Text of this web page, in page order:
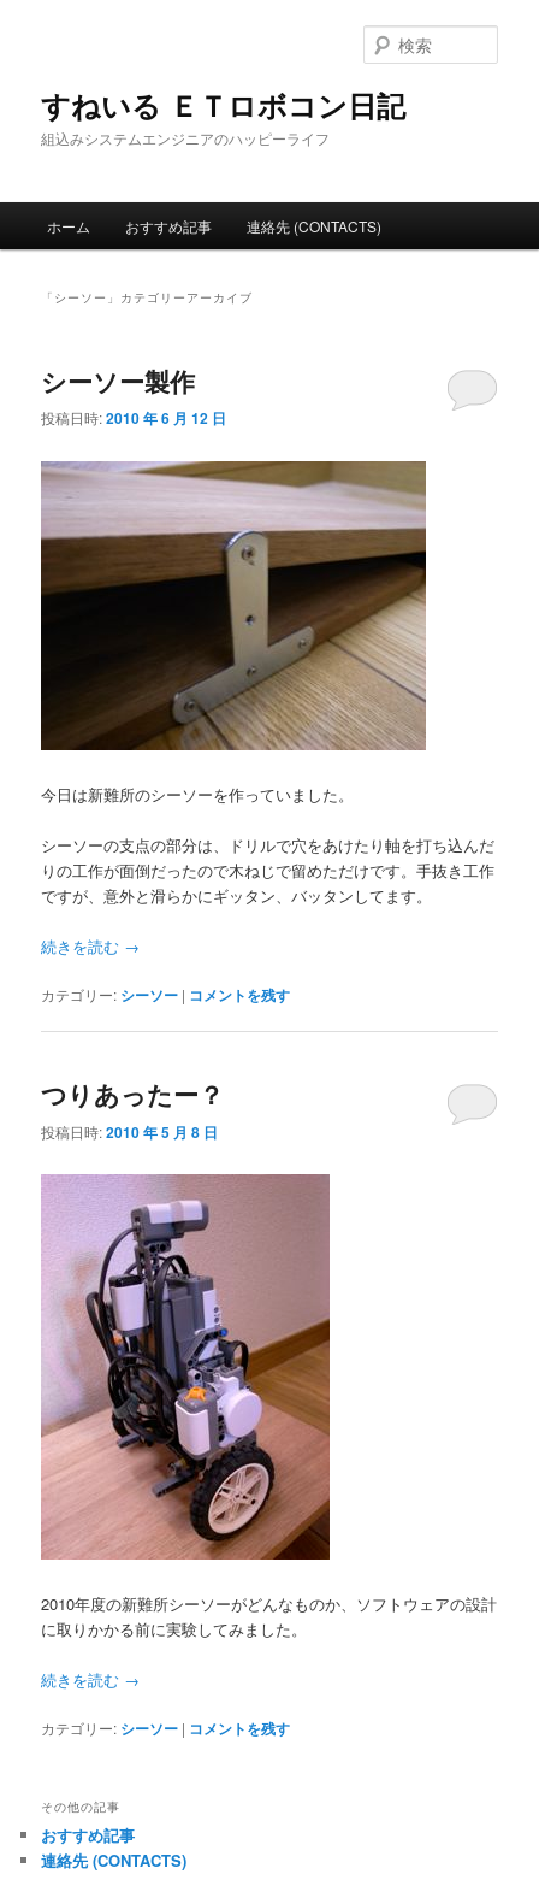
すねいる ＥＴロボコン日記
組込みシステムエンジニアのハッピーライフ
索
ホーム おすすめ記事 連絡先 (CONTACTS)
「 シーソー 」カテゴリーアーカイブ
シーソー製作
投稿日時:2010 年 6 月 12 日
今日は新難所のシーソーを作っていました。
シーソーの支点の部分は、ドリルで穴をあけたり軸を打ち込んだ
りの工作が面倒だったので木ねじで留めただけです。手抜き工作
ですが、意外と滑らかにギッタン、バッタンしてます。
続きを読む →
カテゴリー: シーソー | コメントを残す
つりあったー？
投稿日時:2010 年 5 月 8 日
2010年度の新難所シーソーがどんなものか、ソフトウェアの設計
に取りかかる前に実験してみました。
続きを読む →
カテゴリー: シーソー | コメントを残す
その他の記事
おすすめ記事
連絡先 (CONTACTS)